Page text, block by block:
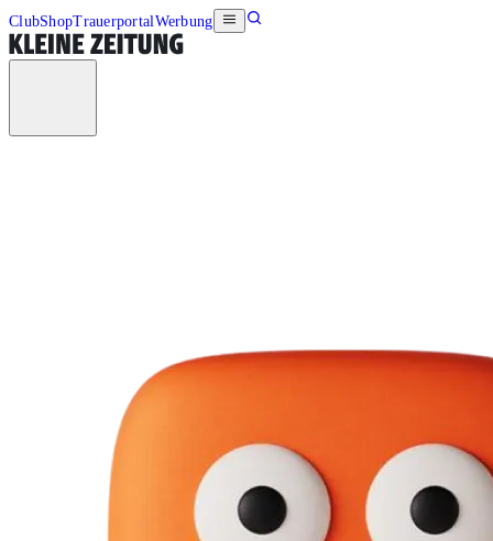
ClubShopTrauerportalWerbung